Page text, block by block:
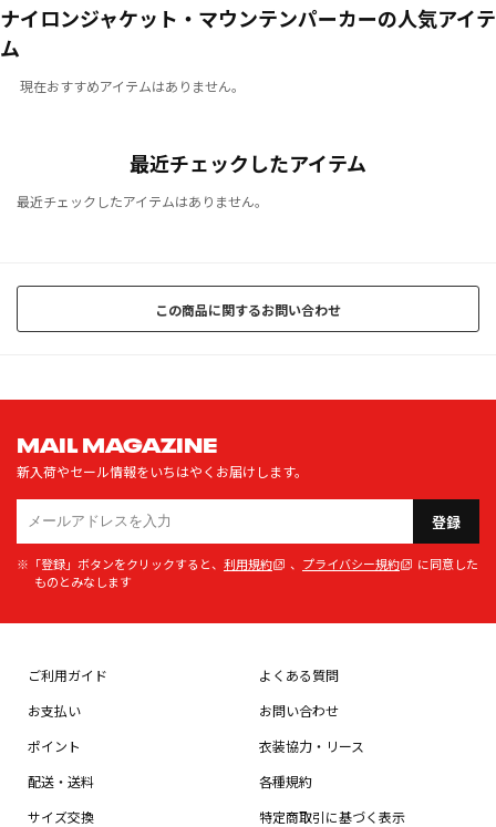
ナイロンジャケット・マウンテンパーカーの人気アイテ
ム
現在おすすめアイテムはありません。
最近チェックしたアイテム
最近チェックしたアイテムはありません。
この商品に関するお問い合わせ
MAIL MAGAZINE
新入荷やセール情報をいちはやくお届けします。
登録
※「登録」ボタンをクリックすると、 利用規約 、 プライバシー規約
に同意した
ものとみなします
ご利用ガイド
お支払い
ポイント
配送・送料
サイズ交換
よくある質問
お問い合わせ
衣装協力・リース
各種規約
特定商取引に基づく表示